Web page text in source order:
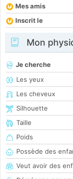
Mes amis
Inscrit le
Mon
Je cherche
Les yeux
Les cheveux
Silhouette
Taille
Poids
Possède des
Veut avoir des